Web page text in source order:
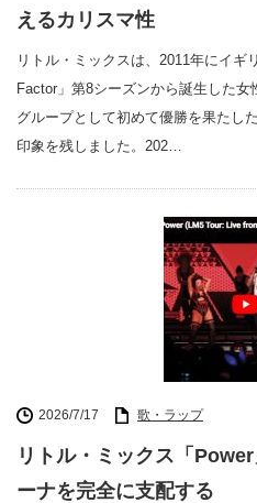
えるカリスマ性
リトル・ミックスは、2011年にイ
Factor」第8シーズンから誕生した女
グループとして初めて優勝を果たし
印象を残しました。202…
2026/7/17 歌・ラップ
リトル・ミックス「
ーナを完全に支配する